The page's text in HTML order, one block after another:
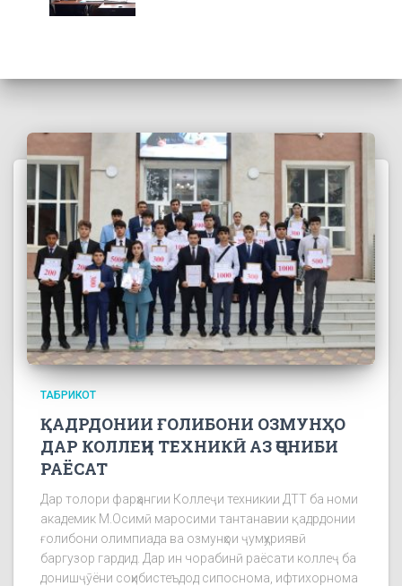
ТАБРИКОТ
ҚАДРДОНИИ ҒОЛИБОНИ ОЗМУНҲО
ДАР КОЛЛЕҶИ ТЕХНИКӢ АЗ ҶОНИБИ
РАЁСАТ
Дар толори фарҳангии Коллеҷи техникии ДТТ ба номи
академик М.Осимӣ маросими тантанавии қадрдонии
ғолибони олимпиада ва озмунҳои ҷумҳуриявӣ
баргузор гардид. Дар ин чорабинӣ раёсати коллеҷ ба
донишҷӯёни соҳибистеъдод сипоснома, ифтихорнома